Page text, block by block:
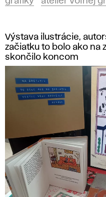
Výstava ilustrácie,
začiatku to bolo ako na
skončilo koncom